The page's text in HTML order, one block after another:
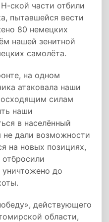
ской части отбили
пытавшейся вести
80 немецких
нашей зенитной
самолёта.
на одном
атаковала наши
силам
наши
в населённый
не дали возможности
на новых позициях,
до
действующего
области,